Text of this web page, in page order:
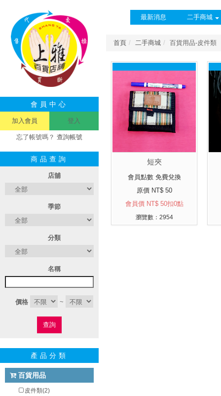
會員中心
加入會員 登入
忘了帳號嗎？ 查詢帳號
商品查詢
店舖
季節
分類
名稱
價格 ~
查詢
產品分類
百貨用品
皮件類(2)
最新消息 二手商城
首頁 二手商城 百貨用品-皮件類
短夾
會員點數 免費兌換
原價 NT$ 50
會員價 NT$ 50扣0點
瀏覽數：2954